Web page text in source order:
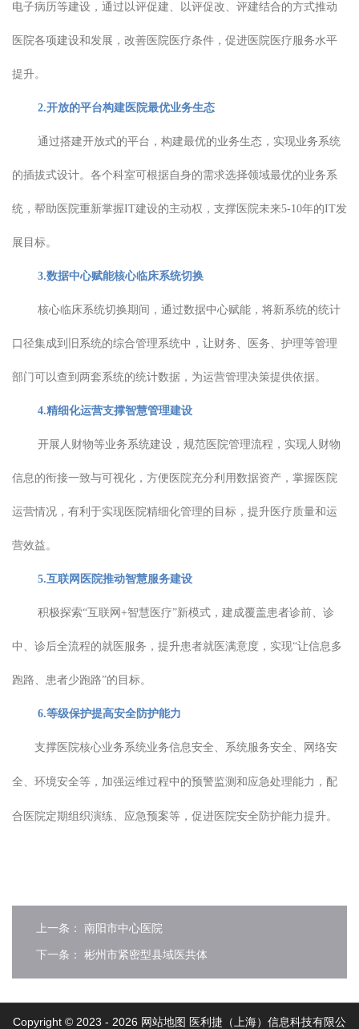
电子病历等建设，通过以评促建、以评促改、评建结合的方式推动
医院各项建设和发展，改善医院医疗条件，促进医院医疗服务水平
提升。
2.开放的平台构建医院最优业务生态
通过搭建开放式的平台，构建最优的业务生态，实现业务系统
的插拔式设计。各个科室可根据自身的需求选择领域最优的业务系
统，帮助医院重新掌握IT建设的主动权，支撑医院未来5-10年的IT发
展目标。
3.数据中心赋能核心临床系统切换
核心临床系统切换期间，通过数据中心赋能，将新系统的统计
口径集成到旧系统的综合管理系统中，让财务、医务、护理等管理
部门可以查到两套系统的统计数据，为运营管理决策提供依据。
4.精细化运营支撑智慧管理建设
开展人财物等业务系统建设，规范医院管理流程，实现人财物
信息的衔接一致与可视化，方便医院充分利用数据资产，掌握医院
运营情况，有利于实现医院精细化管理的目标，提升医疗质量和运
营效益。
5.互联网医院推动智慧服务建设
积极探索“互联网+智慧医疗”新模式，建成覆盖患者诊前、诊
中、诊后全流程的就医服务，提升患者就医满意度，实现“让信息多
跑路、患者少跑路”的目标。
6.等级保护提高安全防护能力
支撑医院核心业务系统业务信息安全、系统服务安全、网络安
全、环境安全等，加强运维过程中的预警监测和应急处理能力，配
合医院定期组织演练、应急预案等，促进医院安全防护能力提升。
上一条： 南阳市中心医院
下一条： 彬州市紧密型县域医共体
Copyright © 2023 - 2026 网站地图 医利捷（上海）信息科技有限公